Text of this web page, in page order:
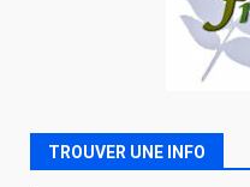
TROUVER UNE INFO